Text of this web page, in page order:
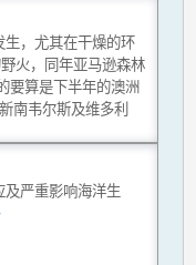
生，尤其在干燥的环
火，同年亚马逊森林
要算是下半年的澳洲
南韦尔斯及维多利
严重影响海洋生